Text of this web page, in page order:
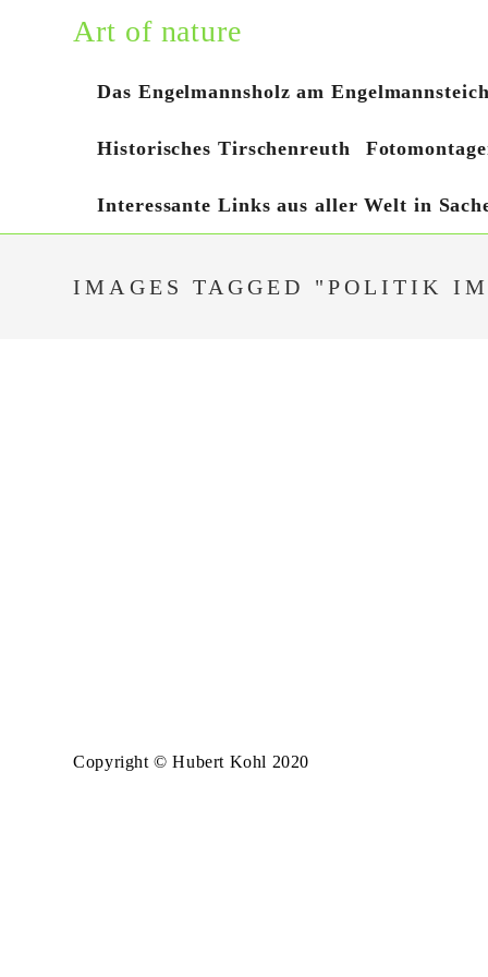
Art of nature
Das Engelmannsholz am Engelmannsteich
Historisches Tirschenreuth
Interessante Links aus aller Welt in
IMAGES TAGGED "POLITIK
Copyright © Hubert Kohl 2020